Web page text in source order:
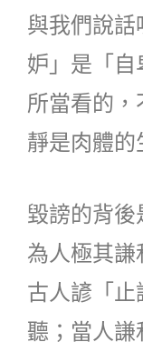
與我們說
妒」是「
所當看的
靜是肉體的
毀謗的背
為人極其謙
古人諺「
聽；當人謙